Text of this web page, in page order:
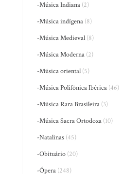
-Música Indiana (2)
-Música indígena (8)
-Música Medieval (8)
-Música Moderna (2)
-Música oriental (5)
-Música Polifônica Ibérica (46)
-Música Rara Brasileira (3)
-Música Sacra Ortodoxa (10)
-Natalinas (45)
-Obituário (20)
-Ópera (248)